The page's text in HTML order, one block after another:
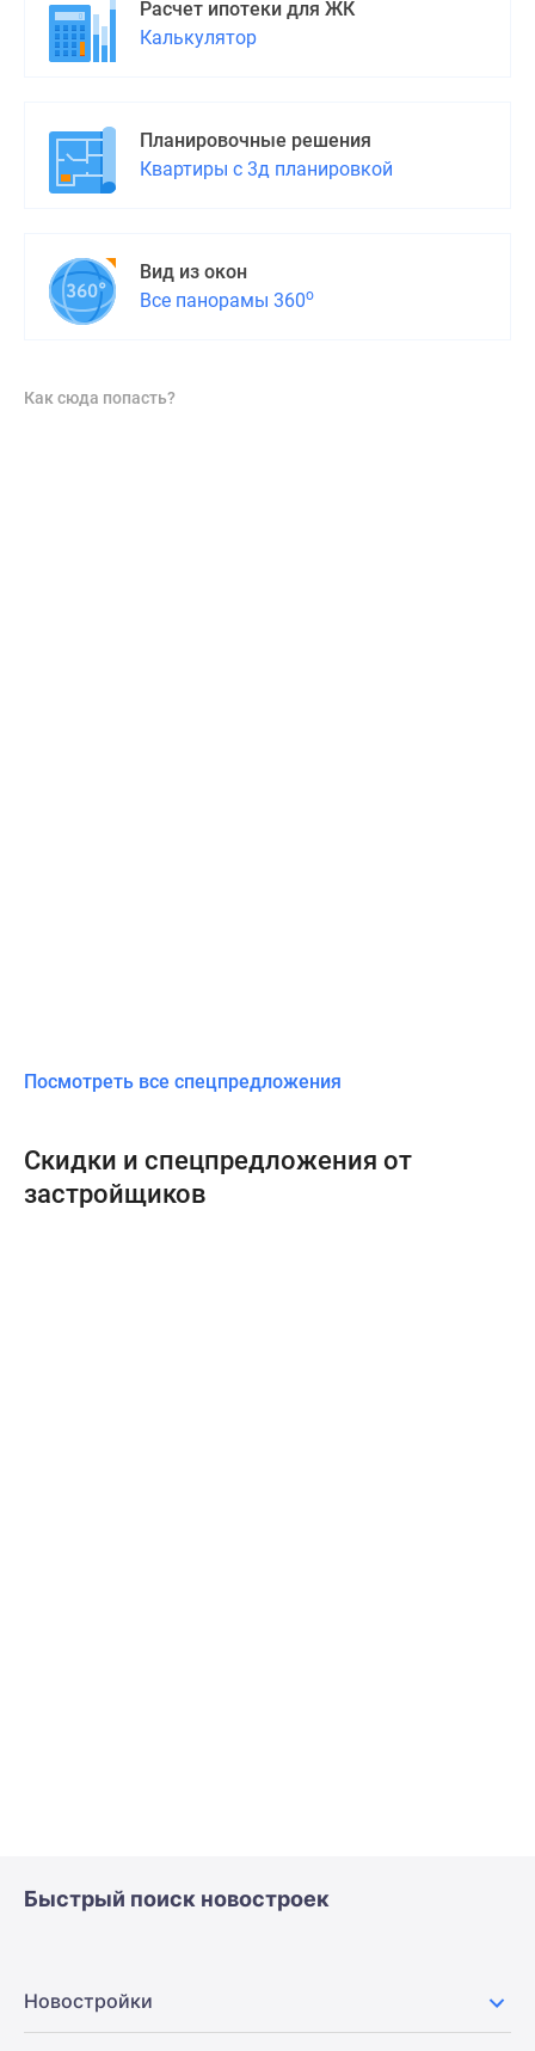
Расчет ипотеки для ЖК
Калькулятор
Планировочные решения
Квартиры с 3д планировкой
Вид из окон
Все панорамы 360о
Как сюда попасть?
Посмотреть все спецпредложения
Скидки и спецпредложения от
застройщиков
Быстрый поиск новостроек
Новостройки